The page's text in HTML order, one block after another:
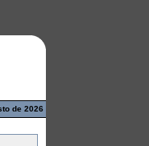
de 2026